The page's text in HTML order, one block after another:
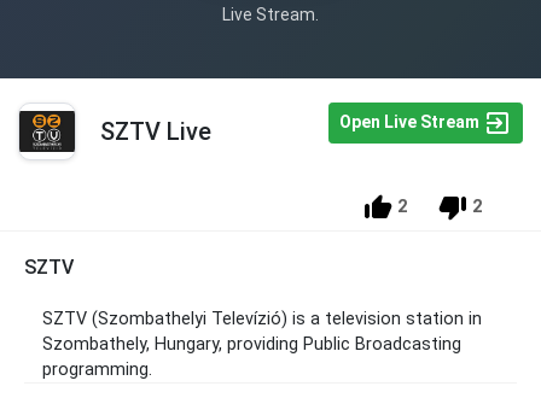
Live Stream.
SZTV Live Open Live Stream
2 2
SZTV
SZTV (Szombathelyi Televízió) is a television station in
Szombathely, Hungary, providing Public Broadcasting
programming.